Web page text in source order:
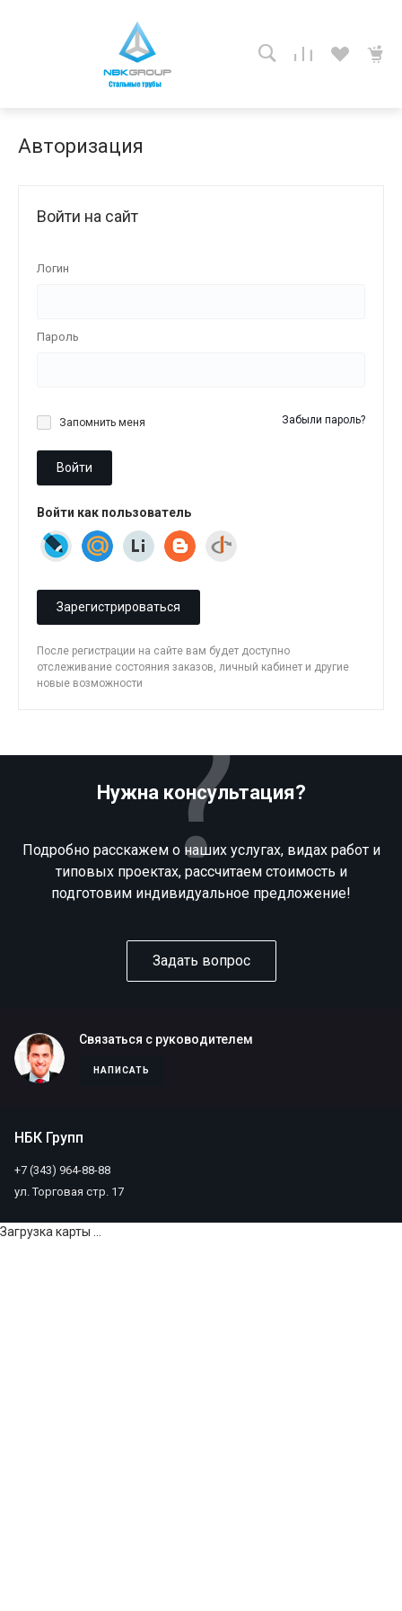
Авторизация
Войти на сайт
Логин
Пароль
Запомнить меня Забыли пароль?
Войти
Войти как пользователь
Зарегистрироваться
После регистрации на сайте вам будет доступно
отслеживание состояния заказов, личный кабинет и другие
новые возможности
Нужна консультация?
Подробно расскажем о наших услугах, видах работ и
типовых проектах, рассчитаем стоимость и
подготовим индивидуальное предложение!
Задать вопрос
Связаться с руководителем
НАПИСАТЬ
НБК Групп
+7 (343) 964-88-88
ул. Торговая стр. 17
Загрузка карты ...